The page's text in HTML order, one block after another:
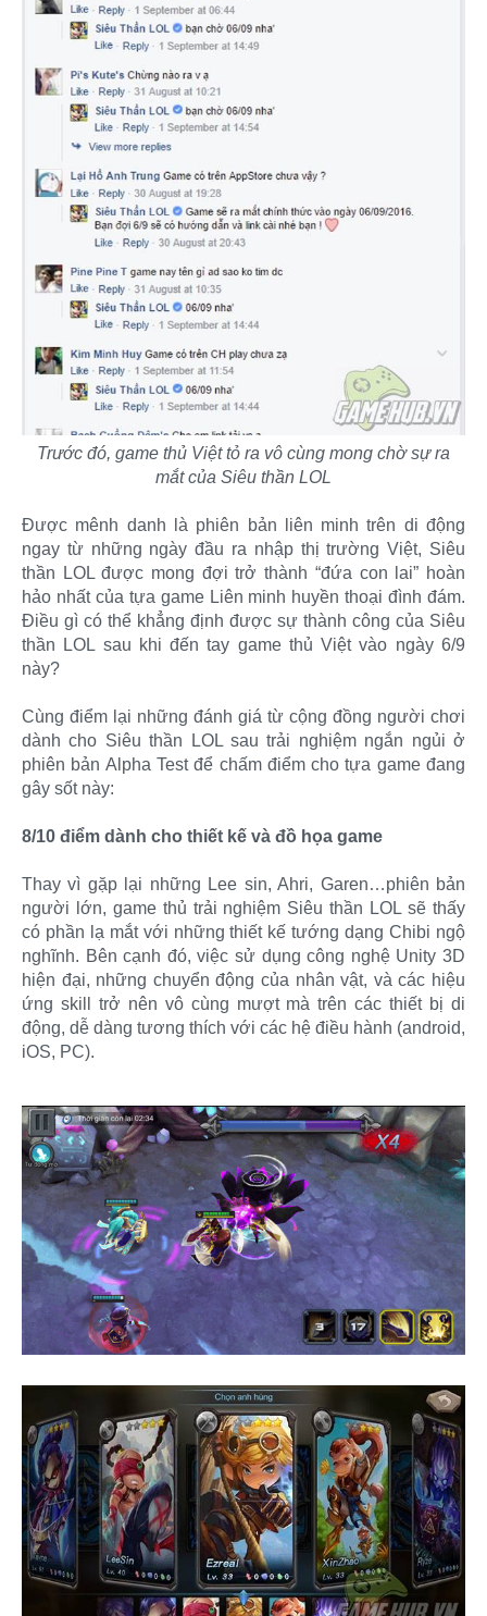
Trước đó, game thủ Việt tỏ ra vô cùng mong chờ sự ra
mắt của Siêu thần LOL
Được mênh danh là phiên bản liên minh trên di động
ngay từ những ngày đầu ra nhập thị trường Việt, Siêu
thần LOL được mong đợi trở thành “đứa con lai” hoàn
hảo nhất của tựa game Liên minh huyền thoại đình đám.
Điều gì có thể khẳng định được sự thành công của Siêu
thần LOL sau khi đến tay game thủ Việt vào ngày 6/9
này?
Cùng điểm lại những đánh giá từ cộng đồng người chơi
dành cho Siêu thần LOL sau trải nghiệm ngắn ngủi ở
phiên bản Alpha Test để chấm điểm cho tựa game đang
gây sốt này:
8/10 điểm dành cho thiết kế và đồ họa game
Thay vì gặp lại những Lee sin, Ahri, Garen…phiên bản
người lớn, game thủ trải nghiệm Siêu thần LOL sẽ thấy
có phần lạ mắt với những thiết kế tướng dạng Chibi ngộ
nghĩnh. Bên cạnh đó, việc sử dụng công nghệ Unity 3D
hiện đại, những chuyển động của nhân vật, và các hiệu
ứng skill trở nên vô cùng mượt mà trên các thiết bị di
động, dễ dàng tương thích với các hệ điều hành (android,
iOS, PC).